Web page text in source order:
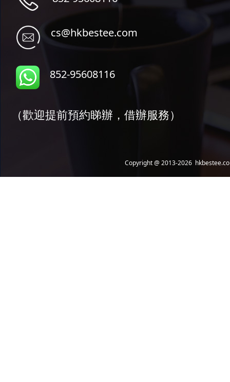
（歡迎提前預約睇辦，借辦服務）
cs@hkbestee.com
Copyright @ 2013-2026
852-95608116